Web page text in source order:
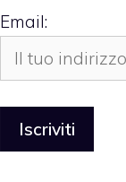
Email: